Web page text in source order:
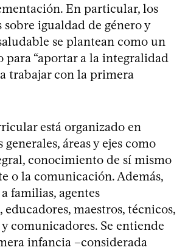
En particular, los
sobre igualdad de género y
se plantean como un
para “aportar a la integralidad
trabajar con la primera
está organizado en
áreas y ejes como
conocimiento de sí mismo
o la comunicación. Además,
familias, agentes
maestros, técnicos,
comunicadores. Se entiende
infancia –considerada